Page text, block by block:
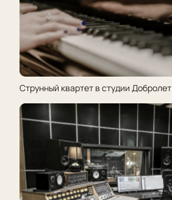
Струнный квартет в студии Добролет